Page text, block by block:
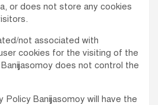
or does not store any cookies
not associated with
cookies for the visiting of the
does not control the
Banijjasomoy will have the